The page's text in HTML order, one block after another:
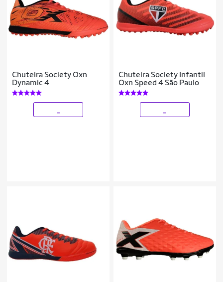
Chuteira Society Oxn
Dynamic 4
Chuteira Society Infantil
Oxn Speed 4 São Paulo